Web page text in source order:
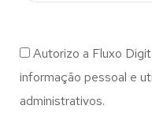
Autorizo a Fluxo
informação pessoal e
administrativos.